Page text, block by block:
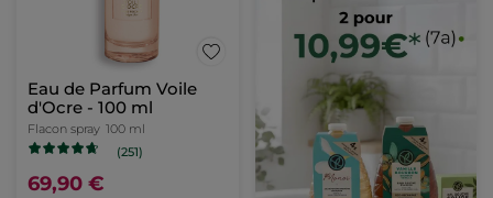
Eau de Parfum Voile
d'Ocre - 100 ml
Flacon spray 100 ml
(251)
69,90 €